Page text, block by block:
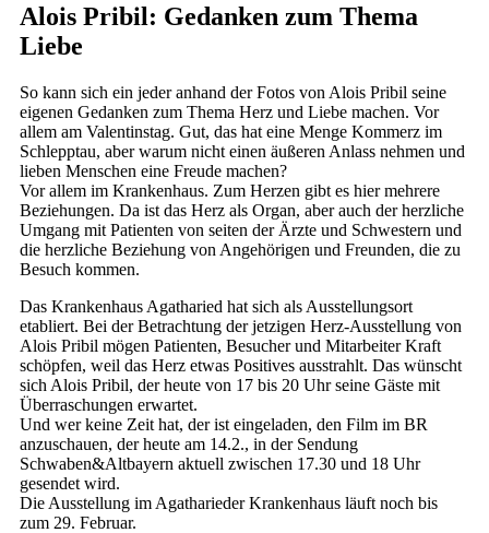
Alois Pribil: Gedanken zum Thema
Liebe
So kann sich ein jeder anhand der Fotos von Alois Pribil seine
eigenen Gedanken zum Thema Herz und Liebe machen. Vor
allem am Valentinstag. Gut, das hat eine Menge Kommerz im
Schlepptau, aber warum nicht einen äußeren Anlass nehmen und
lieben Menschen eine Freude machen?
Vor allem im Krankenhaus. Zum Herzen gibt es hier mehrere
Beziehungen. Da ist das Herz als Organ, aber auch der herzliche
Umgang mit Patienten von seiten der Ärzte und Schwestern und
die herzliche Beziehung von Angehörigen und Freunden, die zu
Besuch kommen.
Das Krankenhaus Agatharied hat sich als Ausstellungsort
etabliert. Bei der Betrachtung der jetzigen Herz-Ausstellung von
Alois Pribil mögen Patienten, Besucher und Mitarbeiter Kraft
schöpfen, weil das Herz etwas Positives ausstrahlt. Das wünscht
sich Alois Pribil, der heute von 17 bis 20 Uhr seine Gäste mit
Überraschungen erwartet.
Und wer keine Zeit hat, der ist eingeladen, den Film im BR
anzuschauen, der heute am 14.2., in der Sendung
Schwaben&Altbayern aktuell zwischen 17.30 und 18 Uhr
gesendet wird.
Die Ausstellung im Agatharieder Krankenhaus läuft noch bis
zum 29. Februar.